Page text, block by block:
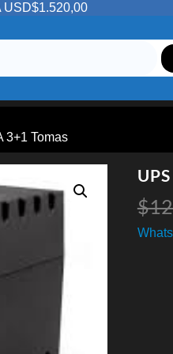
USD$1.520,00
3+1 Tomas
$